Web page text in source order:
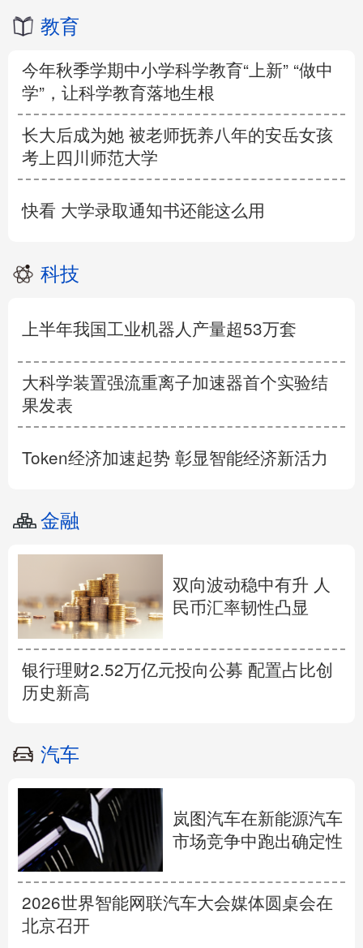
教育
今年秋季学期中小学科学教育“上新” “做中
学”，让科学教育落地生根
长大后成为她 被老师抚养八年的安岳女孩
考上四川师范大学
快看 大学录取通知书还能这么用
科技
上半年我国工业机器人产量超53万套
大科学装置强流重离子加速器首个实验结
果发表
Token经济加速起势 彰显智能经济新活力
金融
双向波动稳中有升 人
民币汇率韧性凸显
银行理财2.52万亿元投向公募 配置占比创
历史新高
汽车
岚图汽车在新能源汽车
市场竞争中跑出确定性
2026世界智能网联汽车大会媒体圆桌会在
北京召开